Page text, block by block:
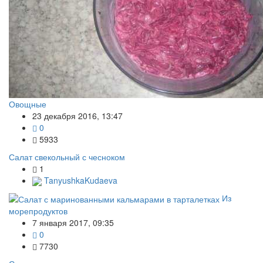
Овощные
23 декабря 2016, 13:47
0
5933
Салат свекольный с чесноком
1
TanyushkaKudaeva
Из
морепродуктов
7 января 2017, 09:35
0
7730